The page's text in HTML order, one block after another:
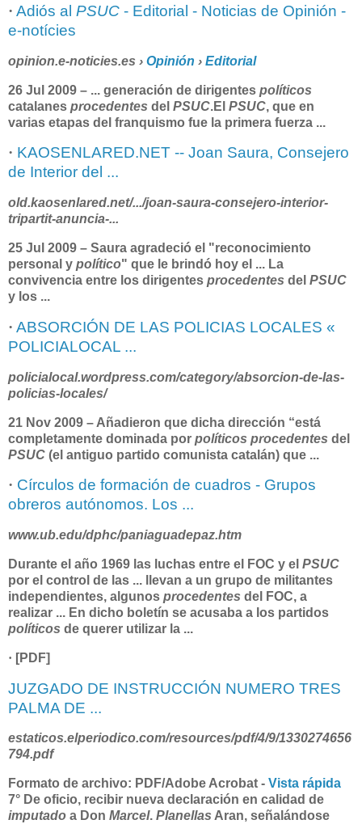
· Adiós al PSUC - Editorial - Noticias de Opinión -
e-notícies
opinion.e-noticies.es › Opinión › Editorial
26 Jul 2009 – ... generación de dirigentes políticos
catalanes procedentes del PSUC.El PSUC, que en
varias etapas del franquismo fue la primera fuerza ...
· KAOSENLARED.NET -- Joan Saura, Consejero
de Interior del ...
old.kaosenlared.net/.../joan-saura-consejero-interior-
tripartit-anuncia-...
25 Jul 2009 – Saura agradeció el "reconocimiento
personal y político" que le brindó hoy el ... La
convivencia entre los dirigentes procedentes del PSUC
y los ...
· ABSORCIÓN DE LAS POLICIAS LOCALES «
POLICIALOCAL ...
policialocal.wordpress.com/category/absorcion-de-las-
policias-locales/
21 Nov 2009 – Añadieron que dicha dirección “está
completamente dominada por políticos procedentes del
PSUC (el antiguo partido comunista catalán) que ...
· Círculos de formación de cuadros - Grupos
obreros autónomos. Los ...
www.ub.edu/dphc/paniaguadepaz.htm
Durante el año 1969 las luchas entre el FOC y el PSUC
por el control de las ... llevan a un grupo de militantes
independientes, algunos procedentes del FOC, a
realizar ... En dicho boletín se acusaba a los partidos
políticos de querer utilizar la ...
· [PDF]
JUZGADO DE INSTRUCCIÓN NUMERO TRES
PALMA DE ...
estaticos.elperiodico.com/resources/pdf/4/9/1330274656
794.pdf
Formato de archivo: PDF/Adobe Acrobat - Vista rápida
7° De oficio, recibir nueva declaración en calidad de
imputado a Don Marcel. Planellas Aran, señalándose